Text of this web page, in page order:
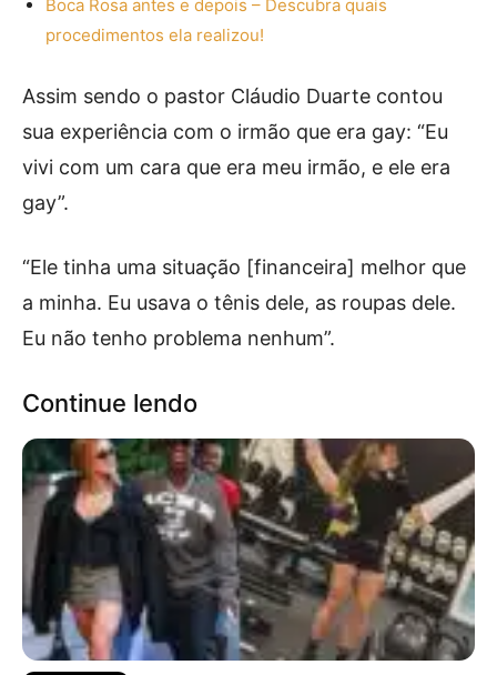
Boca Rosa antes e depois – Descubra quais
procedimentos ela realizou!
Assim sendo o pastor Cláudio Duarte contou
sua experiência com o irmão que era gay: “Eu
vivi com um cara que era meu irmão, e ele era
gay”.
“Ele tinha uma situação [financeira] melhor que
a minha. Eu usava o tênis dele, as roupas dele.
Eu não tenho problema nenhum”.
Continue lendo